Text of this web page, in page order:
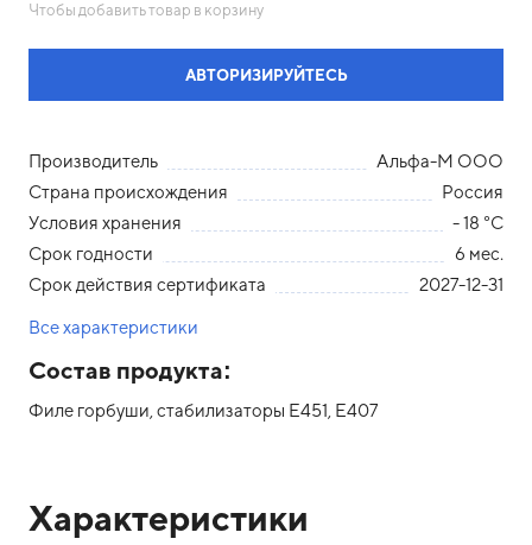
Чтобы добавить товар в корзину
АВТОРИЗИРУЙТЕСЬ
Производитель
Альфа-М ООО
Страна происхождения
Россия
Условия хранения
- 18 °С
Срок годности
6 мес.
Срок действия сертификата
2027-12-31
Все характеристики
Состав продукта:
Филе горбуши, стабилизаторы Е451, Е407
Характеристики